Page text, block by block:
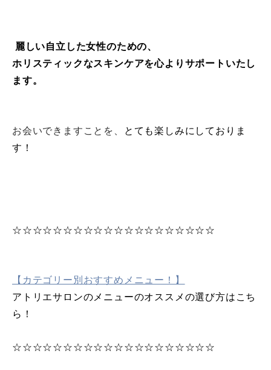
麗しい自立した女性のための、
ホリスティックなスキンケアを心よりサポートいたし
ます。
お会いできますことを、
とても楽しみにしておりま
す！
☆☆☆☆☆☆☆☆☆☆☆☆☆☆☆☆☆☆☆☆
【カテゴリー別おすすめメニュー！】
アトリエサロンのメニューのオススメの選び方はこち
ら！
☆☆☆☆☆☆☆☆☆☆☆☆☆☆☆☆☆☆☆☆